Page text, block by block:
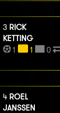
3 RICK
KETTING
1
1 0
4 ROEL
JANSSEN